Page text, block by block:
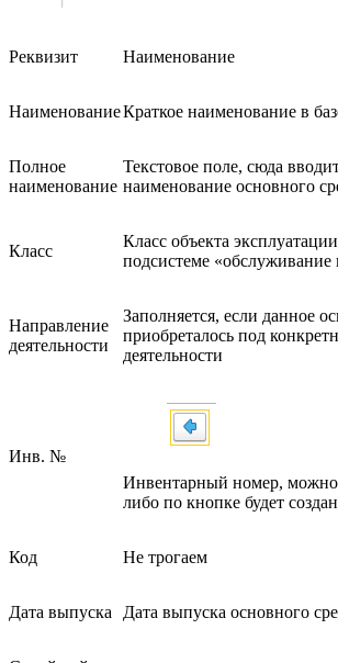
Реквизит Наименование
НаименованиеКраткое наименование в
Полное
наименование
Текстовое поле, сюда
наименование основного
Класс
Класс объекта
подсистеме «обслуживание
Направление
деятельности
Заполняется, если данное
приобреталось под
деятельности
Инв. №
Инвентарный номер, можно
либо по кнопке будет
Код Не трогаем
Дата выпуска Дата выпуска основного